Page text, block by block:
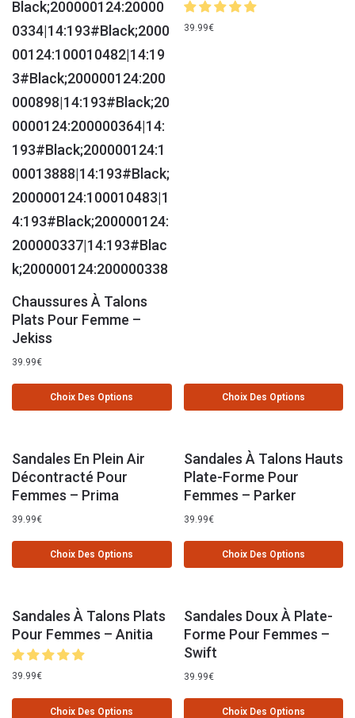
Chaussures À Talons
Plats Pour Femme –
Jekiss
39.99€
Choix Des Options
39.99€
Choix Des Options
Sandales En Plein Air
Décontracté Pour
Femmes – Prima
39.99€
Choix Des Options
Sandales À Talons Hauts
Plate-Forme Pour
Femmes – Parker
39.99€
Choix Des Options
Sandales À Talons Plats
Pour Femmes – Anitia
39.99€
Choix Des Options
Sandales Doux À Plate-
Forme Pour Femmes –
Swift
39.99€
Choix Des Options